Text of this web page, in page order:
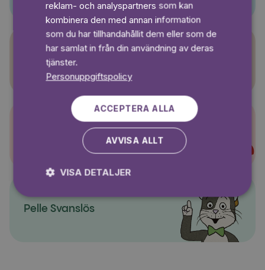
Sagasagor
Super-Charlie
Pelle Svanslös
reklam- och analyspartners som kan
kombinera den med annan information
som du har tillhandahållit dem eller som de
har samlat in från din användning av deras
tjänster.
Personuppgiftspolicy
ACCEPTERA ALLA
AVVISA ALLT
VISA DETALJER